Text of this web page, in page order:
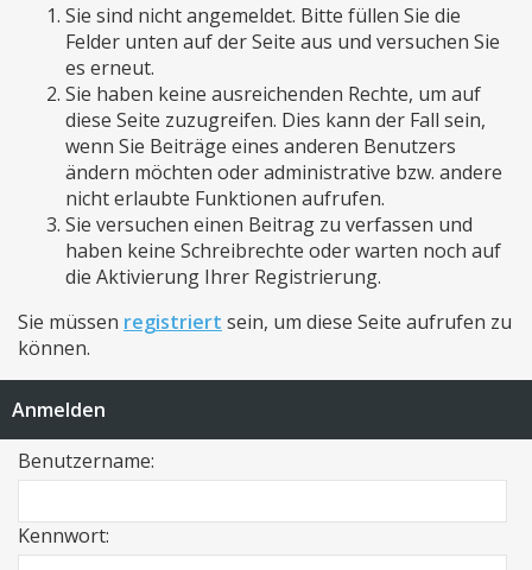
Sie sind nicht angemeldet. Bitte füllen Sie die
Felder unten auf der Seite aus und versuchen Sie
es erneut.
Sie haben keine ausreichenden Rechte, um auf
diese Seite zuzugreifen. Dies kann der Fall sein,
wenn Sie Beiträge eines anderen Benutzers
ändern möchten oder administrative bzw. andere
nicht erlaubte Funktionen aufrufen.
Sie versuchen einen Beitrag zu verfassen und
haben keine Schreibrechte oder warten noch auf
die Aktivierung Ihrer Registrierung.
Sie müssen registriert sein, um diese Seite aufrufen zu
können.
Anmelden
Benutzername:
Kennwort: